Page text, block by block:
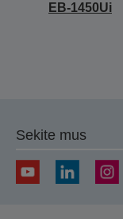
EB-1450Ui
Sekite mus